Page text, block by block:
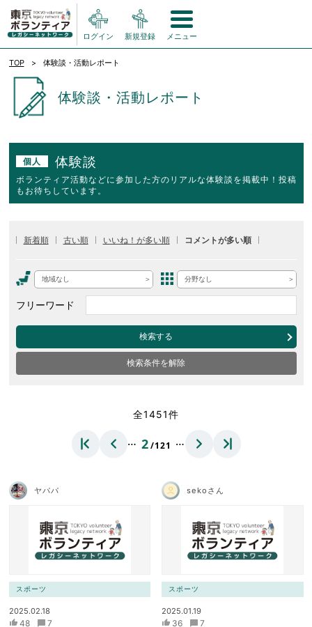
ログイン 新規登録 メニュー
TOP 体験談・活動レポート
体験談・活動レポート
個人 体験談
ボランティア活動などに参加した方のリアルな体験談を掲載中！投稿
もお待ちしています。
新着順 古い順 いいね！が多い順 コメントが多い順
地域なし 分野なし
フリーワード
検索する
検索条件を解除
全1451件
… 2/121 …
ヤパパ
スポーツ
2025.02.18
48 7
sekoさん
スポーツ
2025.01.19
36 7